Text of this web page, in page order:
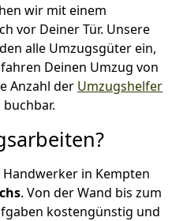
wir mit einem
vor Deiner Tür. Unsere
alle Umzugsgüter ein,
Deinen Umzug von
Anzahl der Umzugshelfer
in Kempten
. Von der Wand bis zum
kostengünstig und